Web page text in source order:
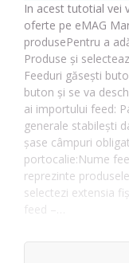
In acest tutotial vei
oferte pe eMAG
produsePentru a
Produse și
Feeduri găsești
buton și se va
ai importului feed:
generale stabilești
șase câmpuri
portocalie:Nume
reprezinte
selectezi extensia
feed –…